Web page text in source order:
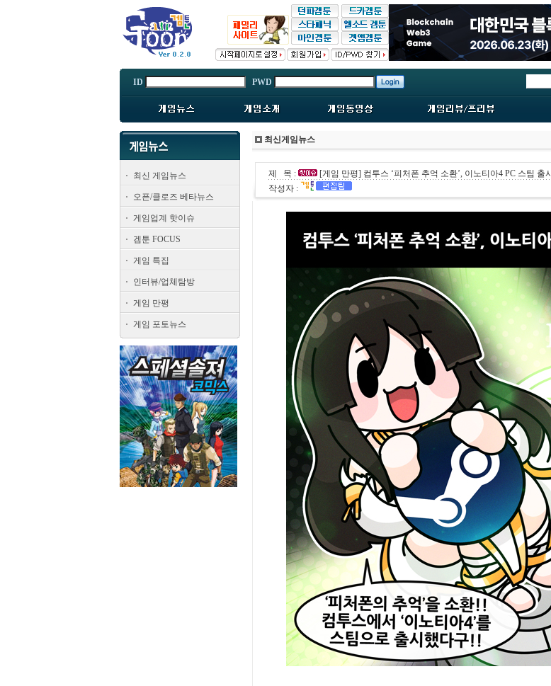
ID PWD
최신 게임뉴스
오픈/클로즈 베타뉴스
게임업계 핫이슈
겜툰 FOCUS
게임 특집
인터뷰/업체탐방
게임 만평
게임 포토뉴스
최신게임뉴스
제 목 :
[게임 만평] 컴투스 ‘피처폰 추억 소환’, 이노티아4 PC 스팀 출시
작성자 :